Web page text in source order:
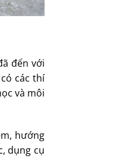
đến với
các thí
và môi
hướng
dụng cụ